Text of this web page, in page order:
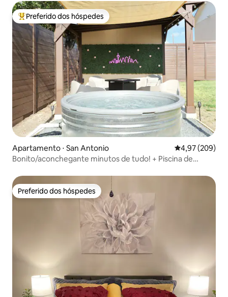
Entre os melhores preferidos dos hóspedes
Preferido dos hóspedes
Apartamento ⋅ San Antonio 4,97 de uma
4,97 (209)
Bonito/aconchegante minutos de tudo! + Piscina de
Preferido dos hóspedes
Preferido dos hóspedes